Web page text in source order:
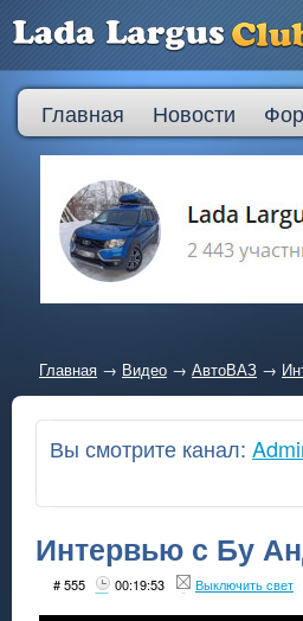
Главная Новости
Главная → Видео → АвтоВАЗ →
Вы смотрите канал:
Интервью с Бу
# 555 00:19:53 Выключить свет